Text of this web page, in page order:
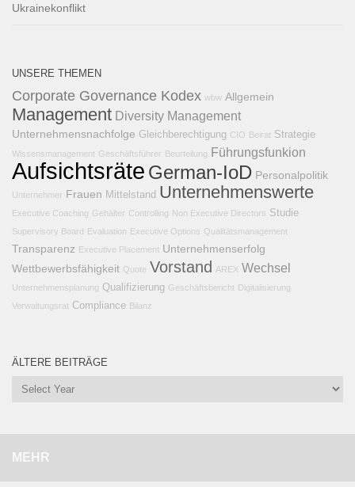
Ukrainekonflikt
UNSERE THEMEN
Corporate Governance Kodex wbw Allgemein
Management Diversity Management
Unternehmensnachfolge Gleichberechtigung CIO Beirat Strategie
Wissensmanagement Geschäftsführer Beurteilung Führungsfunkion
Aufsichtsräte German-IoD Personalpolitik
Unternehmer Frauen Mittelstand Unternehmenswerte
Executive Coaching Gehälter Controlling Non Executive Directors Studie
Supervisory Board Evaluation Executive Options Qualitätsmanagement
Transparenz Executive Placement Unternehmenserfolg
Wettbewerbsfähigkeit Quote Vorstand AREX Wechsel
Unternehmensplanung Qualifizierung Geschäftsbericht Digitalisierung
Verwaltungsrat Compliance Bilanz
ÄLTERE BEITRÄGE
MEHR